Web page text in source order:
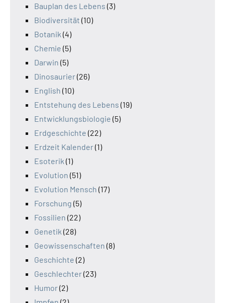
Bauplan des Lebens (3)
Biodiversität (10)
Botanik (4)
Chemie (5)
Darwin (5)
Dinosaurier(26)
English (10)
Entstehung des Lebens (19)
Entwicklungsbiologie (5)
Erdgeschichte (22)
Erdzeit Kalender(1)
Esoterik (1)
Evolution (51)
Evolution Mensch (17)
Forschung (5)
Fossilien (22)
Genetik (28)
Geowissenschaften (8)
Geschichte (2)
Geschlechter(23)
Humor(2)